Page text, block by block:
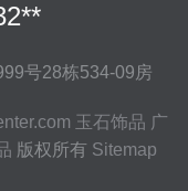
号28栋534-09房
玉石饰品 广
版权所有 Sitemap